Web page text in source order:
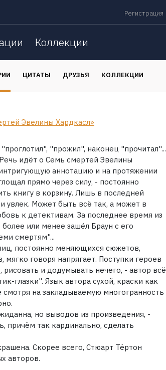
Регистрация
Коллекции
ЦИТАТЫ ДРУЗЬЯ КОЛЛЕКЦИИ
Эвелины Хардкасл»
"прожил", наконец "прочитал"...
идёт о Семь смертей Эвелины
аннотацию и на протяжении
прямо через силу, - постоянно
книгу в корзину. Лишь в последней
увлек. Может быть всё так, а может в
к детективам. За последнее время из
или менее зашёл Браун с его
смертям"...
постоянно меняющихся сюжетов,
мягко говоря напрягает. Поступки героев
и додумывать нечего, - автор всё
глазки". Язык автора сухой, краски как
смотря на закладываемую многогранность
но выводов из произведения, -
причём так кардинально, сделать
Скорее всего, Стюарт Тёртон
авторов.